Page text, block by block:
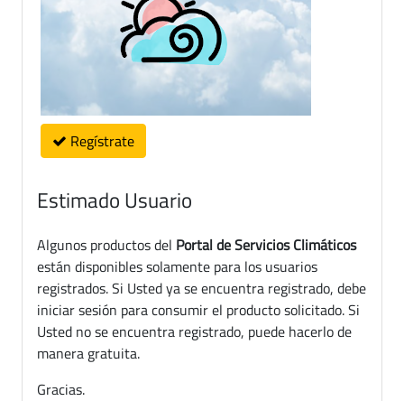
Regístrate
Estimado Usuario
Algunos productos del Portal de Servicios Climáticos
están disponibles solamente para los usuarios
registrados. Si Usted ya se encuentra registrado, debe
iniciar sesión para consumir el producto solicitado. Si
Usted no se encuentra registrado, puede hacerlo de
manera gratuita.
Gracias.